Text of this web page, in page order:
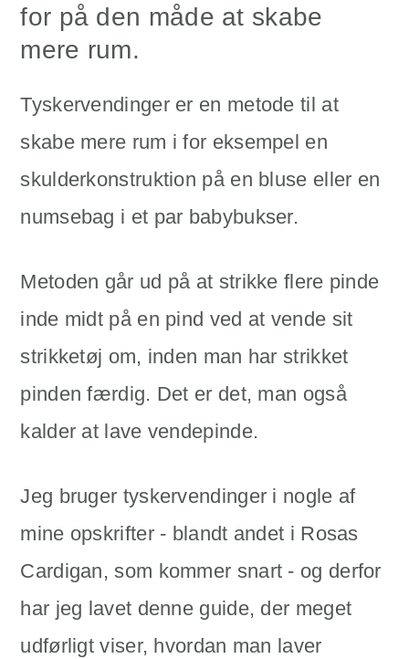
for på den måde at skabe
mere rum.
Tyskervendinger er en metode til at
skabe mere rum i for eksempel en
skulderkonstruktion på en bluse eller en
numsebag i et par babybukser.
Metoden går ud på at strikke flere pinde
inde midt på en pind ved at vende sit
strikketøj om, inden man har strikket
pinden færdig. Det er det, man også
kalder at lave vendepinde.
Jeg bruger tyskervendinger i nogle af
mine opskrifter - blandt andet i Rosas
Cardigan, som kommer snart - og derfor
har jeg lavet denne guide, der meget
udførligt viser, hvordan man laver